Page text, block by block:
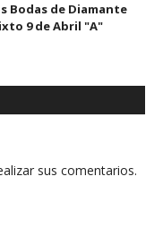
Bodas de Diamante
9 de Abril "A"
sus comentarios.